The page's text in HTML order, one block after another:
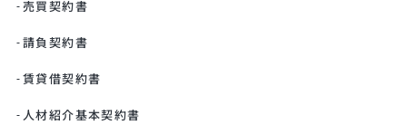
売買契約書
請負契約書
賃貸借契約書
人材紹介基本契約書